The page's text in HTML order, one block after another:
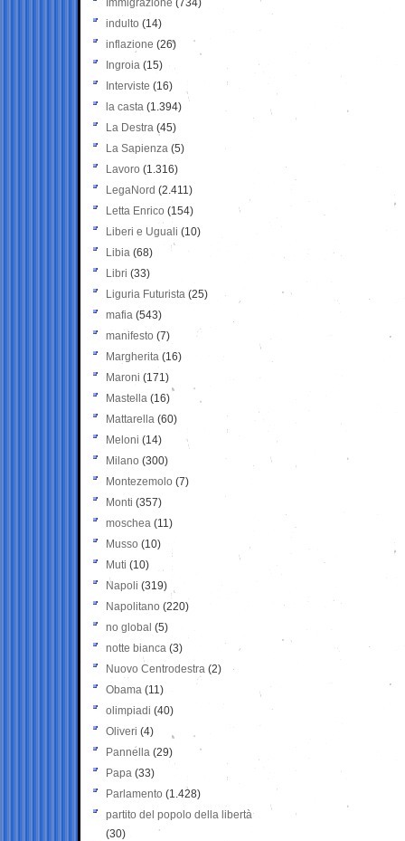
Immigrazione (734)
indulto (14)
inflazione (26)
Ingroia (15)
Interviste (16)
la casta (1.394)
La Destra (45)
La Sapienza (5)
Lavoro (1.316)
LegaNord (2.411)
Letta Enrico (154)
Liberi e Uguali (10)
Libia (68)
Libri (33)
Liguria Futurista (25)
mafia (543)
manifesto (7)
Margherita (16)
Maroni (171)
Mastella (16)
Mattarella (60)
Meloni (14)
Milano (300)
Montezemolo (7)
Monti (357)
moschea (11)
Musso (10)
Muti (10)
Napoli (319)
Napolitano (220)
no global (5)
notte bianca (3)
Nuovo Centrodestra (2)
Obama (11)
olimpiadi (40)
Oliveri (4)
Pannella (29)
Papa (33)
Parlamento (1.428)
partito del popolo della libertà
(30)